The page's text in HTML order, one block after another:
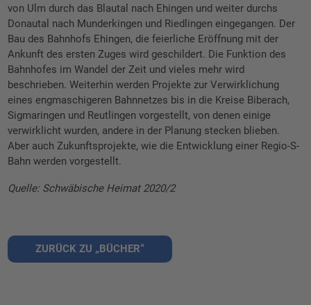
von Ulm durch das Blautal nach Ehingen und weiter durchs
Donautal nach Munderkingen und Riedlingen eingegangen. Der
Bau des Bahnhofs Ehingen, die feierliche Eröffnung mit der
Ankunft des ersten Zuges wird geschildert. Die Funktion des
Bahnhofes im Wandel der Zeit und vieles mehr wird
beschrieben. Weiterhin werden Projekte zur Verwirklichung
eines engmaschigeren Bahnnetzes bis in die Kreise Biberach,
Sigmaringen und Reutlingen vorgestellt, von denen einige
verwirklicht wurden, andere in der Planung stecken blieben.
Aber auch Zukunftsprojekte, wie die Entwicklung einer Regio-S-
Bahn werden vorgestellt.
Quelle: Schwäbische Heimat 2020/2
ZURÜCK ZU „BÜCHER“